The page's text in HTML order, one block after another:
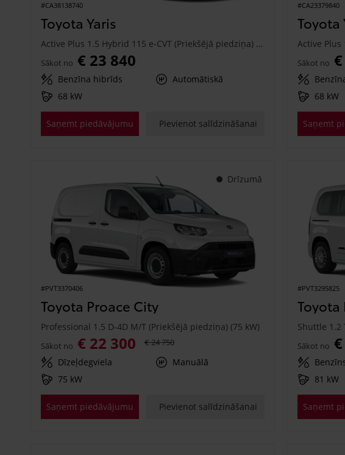
#CA38138740
Toyota Yaris
Active Plus 1.5 Hybrid 115 e-CVT (Priekšējā piedziņa) (68 kW)
Sākot no € 23 840
Benzīna hibrīds
Automātiskā
68 kW
Saņemt piedāvājumu Pievienot salīdzināšanai
#CA23379840
Toyota
Sākot no
68 kW
Saņemt
Drīzumā
#PVT3370406
Toyota Proace City
Professional 1.5 D-4D M/T (Priekšējā piedziņa) (75 kW)
Sākot no € 22 300 € 24 750
Dīzeļdegviela
Manuālā
75 kW
Saņemt piedāvājumu Pievienot salīdzināšanai
#PVT3295825
Toyota
Shuttle 1.2
Sākot no
81 kW
Saņemt